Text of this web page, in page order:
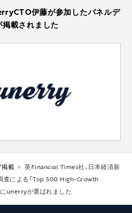
伊藤が参加したパネルデ
載されました
掲載
英Financial Times社、日本経済新
査による「Top 500 High-Growth
unerryが選ばれました